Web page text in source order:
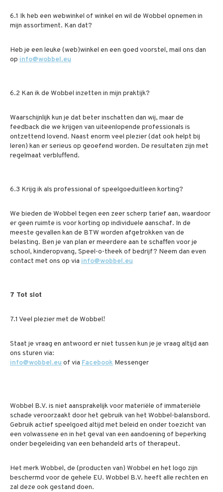
6.1 Ik heb een webwinkel of winkel en wil de Wobbel opnemen in
mijn assortiment. Kan dat?
Heb je een leuke (web)winkel en een goed voorstel, mail ons dan
op info@wobbel.eu
6.2 Kan ik de Wobbel inzetten in mijn praktijk?
Waarschijnlijk kun je dat beter inschatten dan wij, maar de
feedback die we krijgen van uiteenlopende professionals is
ontzettend lovend. Naast enorm veel plezier (dat ook helpt bij
leren) kan er serieus op geoefend worden. De resultaten zijn met
regelmaat verbluffend.
6.3 Krijg ik als professional of speelgoeduitleen korting?
We bieden de Wobbel tegen een zeer scherp tarief aan, waardoor
er geen ruimte is voor korting op individuele aanschaf. In de
meeste gevallen kan de BTW worden afgetrokken van de
belasting. Ben je van plan er meerdere aan te schaffen voor je
school, kinderopvang, Speel-o-theek of bedrijf? Neem dan even
contact met ons op via info@wobbel.eu
7 Tot slot
7.1 Veel plezier met de Wobbel!
Staat je vraag en antwoord er niet tussen kun je je vraag altijd aan
ons sturen via:
info@wobbel.eu of via Facebook Messenger
Wobbel B.V. is niet aansprakelijk voor materiële of immateriële
schade veroorzaakt door het gebruik van het Wobbel-balansbord.
Gebruik actief speelgoed altijd met beleid en onder toezicht van
een volwassene en in het geval van een aandoening of beperking
onder begeleiding van een behandeld arts of therapeut.
Het merk Wobbel, de (producten van) Wobbel en het logo zijn
beschermd voor de gehele EU. Wobbel B.V. heeft alle rechten en
zal deze ook gestand doen.